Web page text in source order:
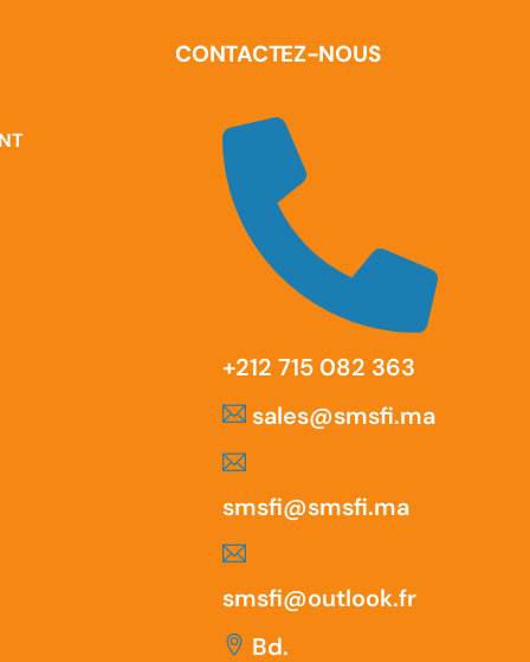
CONTACTEZ-NOUS
‪+212 715 082 363
sales@smsfi.ma
smsfi@smsfi.ma
smsfi@outlook.fr
Bd.